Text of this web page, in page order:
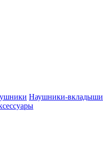
Наушники-вкладыши